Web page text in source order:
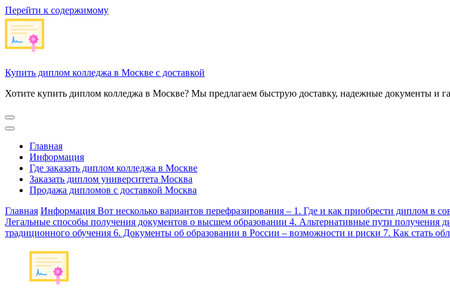
Перейти к содержимому
Купить диплом колледжа в Москве с доставкой
Хотите купить диплом колледжа в Москве? Мы предлагаем быструю доставку, надежные документы и
Главная
Информация
Где заказать диплом колледжа в Москве
Заказать диплом университета Москва
Продажа дипломов с доставкой Москва
Главная Информация Вот несколько вариантов перефразирования – 1. Где и как приобрести диплом в
Легальные способы получения документов о высшем образовании 4. Альтернативные пути получения
традиционного обучения 6. Документы об образовании в России – возможности и риски 7. Как стать